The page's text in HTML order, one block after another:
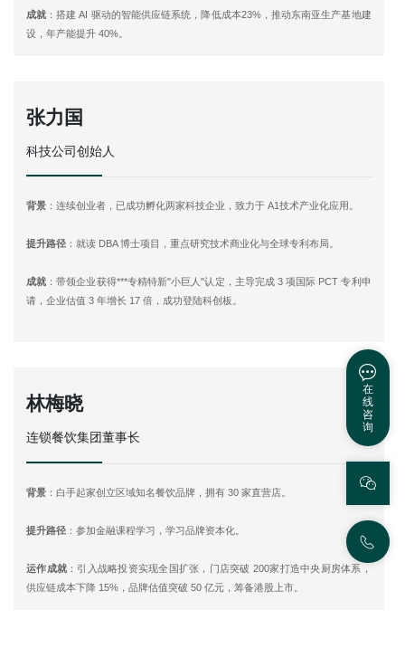
成就 ：搭建 AI 驱动的智能供应链系统，降低成本23%，推动东南亚生产基地建
设，年产能提升 40%。
张力国
科技公司创始人
背景 ：连续创业者，已成功孵化两家科技企业，致力于 A1技术产业化应用。
提升路径 ：就读 DBA 博士项目，重点研究技术商业化与全球专利布局。
成就 ：带领企业获得***专精特新"小巨人"认定，主导完成 3 项国际 PCT 专利申
请，企业估值 3 年增长 17 倍，成功登陆科创板。
林梅晓
连锁餐饮集团董事长
背景 ：白手起家创立区域知名餐饮品牌，拥有 30 家直营店。
提升路径 ：参加金融课程学习，学习品牌资本化。
运作成就 ：引入战略投资实现全国扩张，门店突破 200家打造中央厨房体系，
供应链成本下降 15%，品牌估值突破 50 亿元，筹备港股上市。
在
线
咨
询